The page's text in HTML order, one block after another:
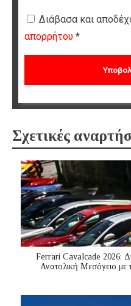
Διάβασα και
απορρήτου *
Σχετικές
Ferrari Cavalcade 2026:
Ανατολική Μεσόγειo με